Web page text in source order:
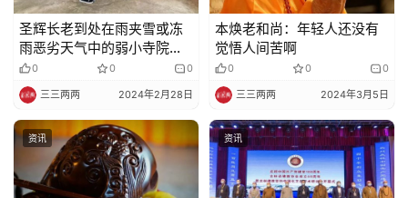
圣辉长老到处在雨夹雪或冻
雨恶劣天气中的弱小寺院进
行看望慰问
0 0 0
三三两两 2024年2月28日
本焕老和尚：年轻人还没有
觉悟人间苦啊
0 0 0
三三两两 2024年3月5日
资讯 资讯